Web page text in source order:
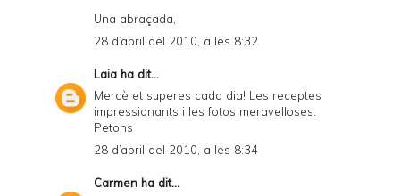
Una abraçada,
28 d’abril del 2010, a les 8:32
Laia ha dit...
Mercè et superes cada dia! Les receptes
impressionants i les fotos meravelloses.
Petons
28 d’abril del 2010, a les 8:34
Carmen ha dit...